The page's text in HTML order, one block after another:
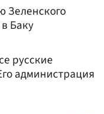
Зеленского
Баку
русские
администрация